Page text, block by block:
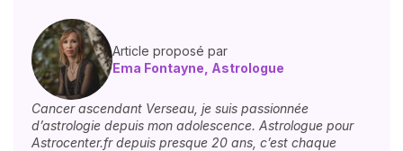
Article proposé par
Ema Fontayne, Astrologue
Cancer ascendant Verseau, je suis passionnée
d’astrologie depuis mon adolescence. Astrologue pour
Astrocenter.fr depuis presque 20 ans, c’est chaque